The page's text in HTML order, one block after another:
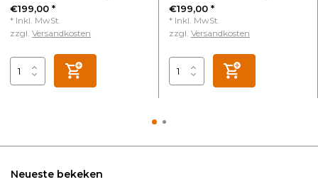
€199,00 *
* Inkl. MwSt.
zzgl.Versandkosten
€199,00 *
* Inkl. MwSt.
zzgl. Versandkosten
Neueste bekeken